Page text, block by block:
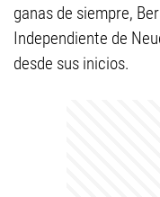
ganas de siempre,
Independiente de
desde sus inicios.